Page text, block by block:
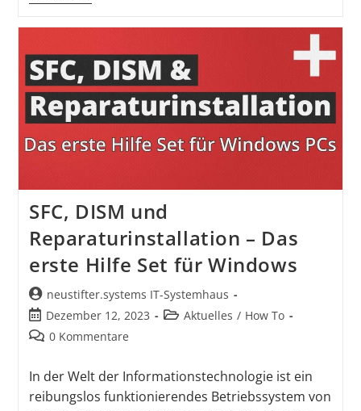
SFC, DISM und
Reparaturinstallation – Das
erste Hilfe Set für Windows
neustifter.systems IT-Systemhaus
Dezember 12, 2023
Aktuelles / How To
0 Kommentare
In der Welt der Informationstechnologie ist ein
reibungslos funktionierendes Betriebssystem von